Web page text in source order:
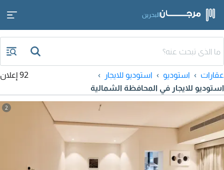
البحرين
عقارات استوديو
استوديو للايجار
استوديو للايجار في المحافظة الشمالية
92 إعلان
2